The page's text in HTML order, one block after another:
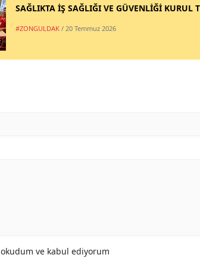
SAĞLIKTA İŞ SAĞLIĞI VE GÜVENLİĞİ KURUL
#ZONGULDAK / 20 Temmuz 2026
okudum ve kabul ediyorum